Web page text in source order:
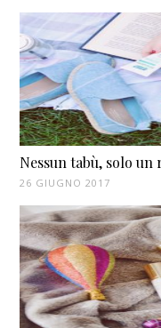
Nessun tabù, solo
26 GIUGNO 2017